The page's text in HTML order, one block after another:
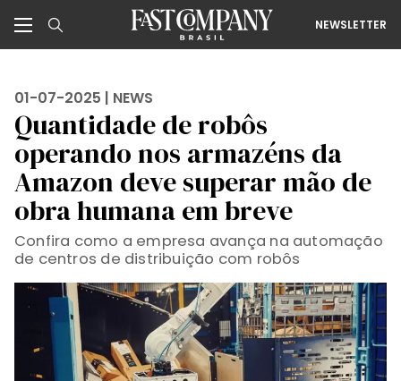
NEWSLETTER
01-07-2025 | NEWS
Quantidade de robôs
operando nos armazéns da
Amazon deve superar mão de
obra humana em breve
Confira como a empresa avança na automação
de centros de distribuição com robôs